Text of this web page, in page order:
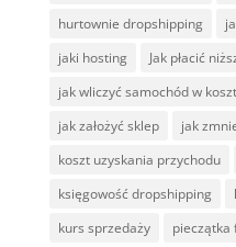
hurtownie dropshipping
jaki hosting
Jak płacić
jak wliczyć samochód w
jak założyć sklep
jak
koszt uzyskania przychodu
księgowość dropshipping
kurs sprzedaży
pieczątka